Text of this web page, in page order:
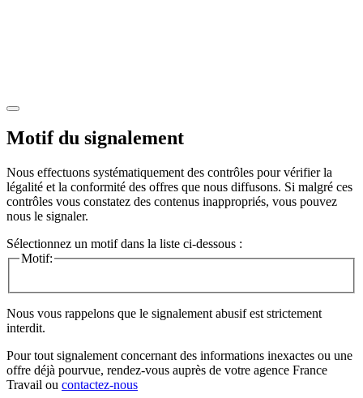
Motif du signalement
Nous effectuons systématiquement des contrôles pour vérifier la
légalité et la conformité des offres que nous diffusons. Si malgré ces
contrôles vous constatez des contenus inappropriés, vous pouvez
nous le signaler.
Sélectionnez un motif dans la liste ci-dessous :
Motif:
Nous vous rappelons que le signalement abusif est strictement
interdit.
Pour tout signalement concernant des informations inexactes ou une
offre déjà pourvue, rendez-vous auprès de votre agence France
Travail ou contactez-nous